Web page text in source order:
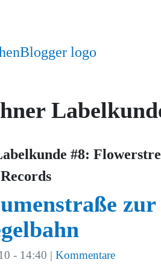
#8:
Records
zur
- 14:40 | Kommentare